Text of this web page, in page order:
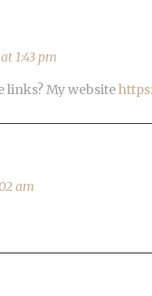
1:43 pm
links? My website
am